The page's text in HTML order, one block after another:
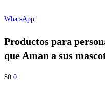
WhatsApp
Productos para
que Aman a sus
$0 0